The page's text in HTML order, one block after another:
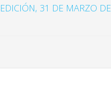
31 DE MARZO DE